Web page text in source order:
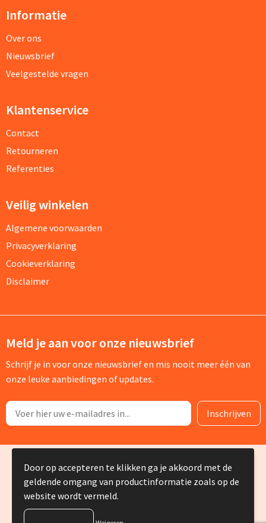
Informatie
Over ons
Nieuwsbrief
Veelgestelde vragen
Klantenservice
Contact
Retourneren
Referenties
Veilig winkelen
Algemene voorwaarden
Privacyverklaring
Cookieverklaring
Disclaimer
Meld je aan voor onze nieuwsbrief
Schrijf je in voor onze nieuwsbrief en mis nooit meer één van
onze leuke aanbiedingen of updates.
© Copyright Silvia Bruin reclame-advies 2025
Door op accepteren te klikken ga je akkoord met de
geldende omgang van productinformatie zoals op de
website wordt vermeld.